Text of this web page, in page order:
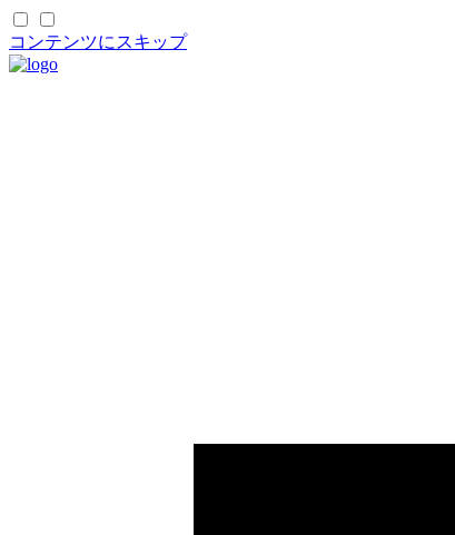
コンテンツにスキップ